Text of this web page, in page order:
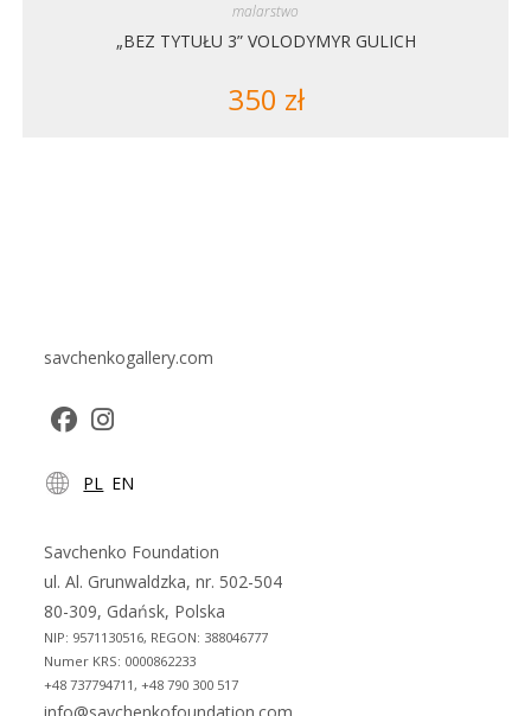
malarstwo
„BEZ TYTUŁU 3” VOLODYMYR GULICH
350 zł
savchenkogallery.com
in
new
tab
in
new
tab
PL EN
Savchenko Foundation
ul. Al. Grunwaldzka, nr. 502-504
80-309, Gdańsk, Polska
NIP: 9571130516, REGON: 388046777
Numer KRS: 0000862233
+48 737794711, +48 790 300 517